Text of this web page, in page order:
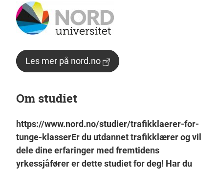
Les mer på nord.no
Om studiet
https://www.nord.no/studier/trafikklaerer-for-
tunge-klasserEr du utdannet trafikklærer og vil
dele dine erfaringer med fremtidens
yrkessjåfører er dette studiet for deg! Har du